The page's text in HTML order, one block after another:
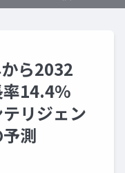
ら2032
率14.4%
リジェン
測